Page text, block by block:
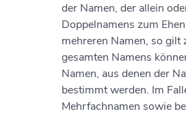
der Namen, der allein
Doppelnamens zum
mehreren Namen, so gilt
gesamten Namens
Namen, aus denen der
bestimmt werden. Im
Mehrfachnamen sowie